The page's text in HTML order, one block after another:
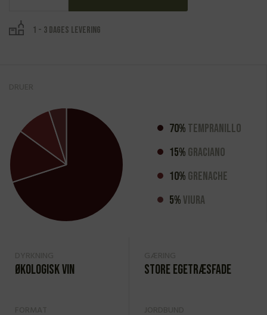
2020
antal 1 - 3 dages levering
70% Tempranillo
15% Graciano
10% Grenache
5%Viura
Økologisk vin Store egetræsfade